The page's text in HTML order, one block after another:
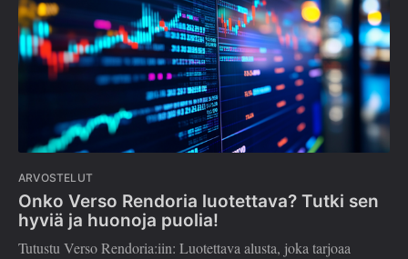
ARVOSTELUT
Onko Verso Rendoria luotettava? Tutki sen
hyviä ja huonoja puolia!
Tutustu Verso Rendoria:iin: Luotettava alusta, joka tarjoaa